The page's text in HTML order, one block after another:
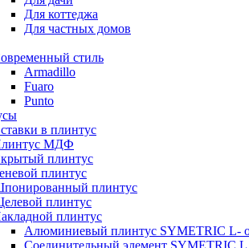
Для коттеджа
Для частных домов
стиль
Armadillo
Fuaro
Punto
в плинтус
МДФ
плинтус
плинтус
плинтус
плинтус
плинтус
Алюминиевый плинтус SYMETRIC L-
Соединительный элемент SYMETRIC L